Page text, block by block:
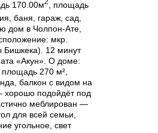
170.00м
, площадь
баня, гараж, сад,
дом в Чолпон-Ате,
мкр.
Бишкека). 12 минут
«Акун». О доме:
270 м²,
балкон с видом на
подойдёт под
меблирован —
для всей семьи,
угольное, свет